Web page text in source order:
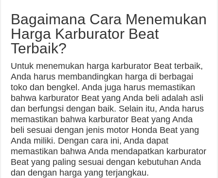
Bagaimana Cara Menemukan
Harga Karburator Beat
Terbaik?
Untuk menemukan harga karburator Beat terbaik,
Anda harus membandingkan harga di berbagai
toko dan bengkel. Anda juga harus memastikan
bahwa karburator Beat yang Anda beli adalah asli
dan berfungsi dengan baik. Selain itu, Anda harus
memastikan bahwa karburator Beat yang Anda
beli sesuai dengan jenis motor Honda Beat yang
Anda miliki. Dengan cara ini, Anda dapat
memastikan bahwa Anda mendapatkan karburator
Beat yang paling sesuai dengan kebutuhan Anda
dan dengan harga yang terjangkau.